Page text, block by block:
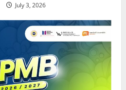
July 3, 2026